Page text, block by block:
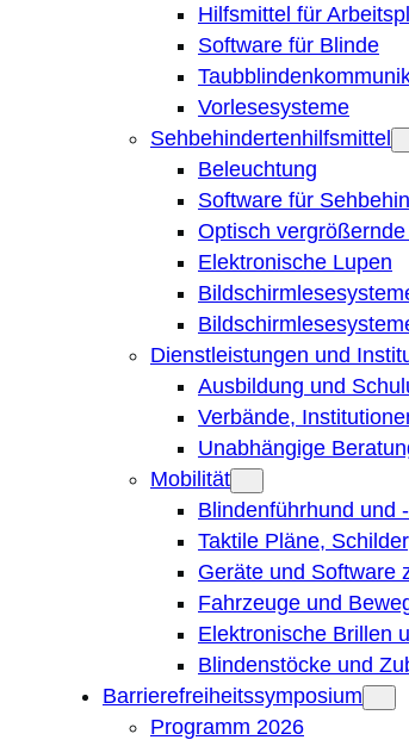
Hilfsmittel für
Software für Blinde
Vorlesesysteme
Sehbehindertenhilfsmittel
Beleuchtung
Software für
Optisch
Elektronische Lupen
Dienstleistungen und
Ausbildung und
Verbände,
Unabhängige
Mobilität
Blindenführhund und
Taktile Pläne,
Geräte und Software
Fahrzeuge und
Elektronische Brillen
Blindenstöcke und
Barrierefreiheitssymposium
Programm 2026